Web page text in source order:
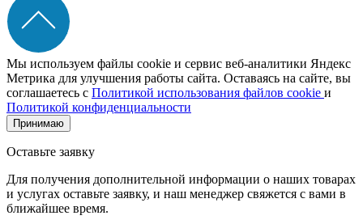
Мы используем файлы cookie и сервис веб-аналитики Яндекс
Метрика для улучшения работы сайта. Оставаясь на сайте, вы
соглашаетесь с Политикой использования файлов cookie и
Политикой конфиденциальности
Принимаю
Оставьте заявку
Для получения дополнительной информации о наших товарах
и услугах оставьте заявку, и наш менеджер свяжется с вами в
ближайшее время.